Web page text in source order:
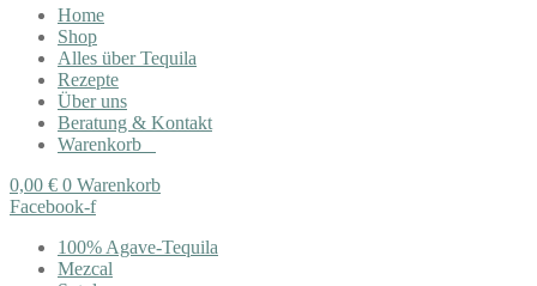
Home
Shop
Alles über Tequila
Rezepte
Über uns
Beratung & Kontakt
Warenkorb
0,00 € 0 Warenkorb
Facebook-f
100% Agave-Tequila
Mezcal